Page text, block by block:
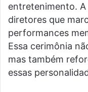
entretenimento.
diretores que
performances
Essa cerimônia
mas também
essas